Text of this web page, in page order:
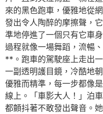
來的黑色跑車，優雅地從
發出令人陶醉的摩擦聲，
準地停進了一個只有它車
過程就像一場舞蹈，流暢
**。跑車的駕駛座上走出
一副透明護目鏡，冷酷地
優雅而精準，每一步都像
線上。「車影大人！」泊
都顫抖著不敢發出聲音。